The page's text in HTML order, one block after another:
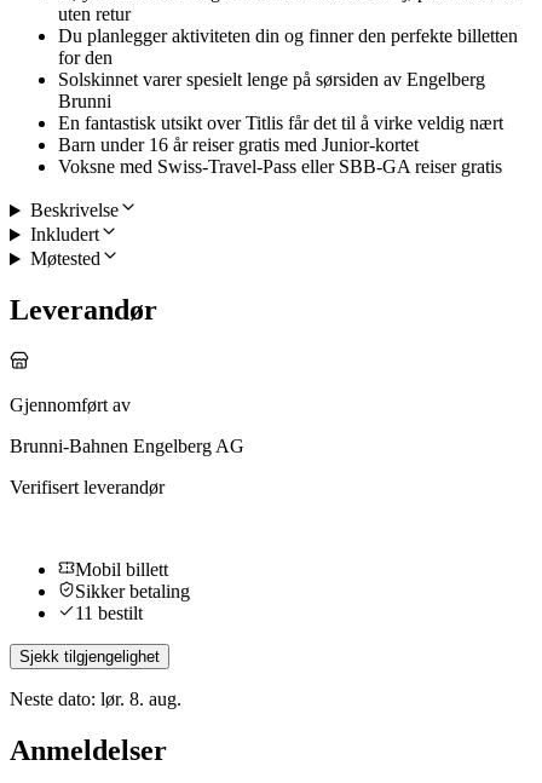
uten retur
Du planlegger aktiviteten din og finner den perfekte billetten
for den
Solskinnet varer spesielt lenge på sørsiden av Engelberg
Brunni
En fantastisk utsikt over Titlis får det til å virke veldig nært
Barn under 16 år reiser gratis med Junior-kortet
Voksne med Swiss-Travel-Pass eller SBB-GA reiser gratis
Beskrivelse
Inkludert
Møtested
Leverandør
Gjennomført av
Brunni-Bahnen Engelberg AG
Verifisert leverandør
Mobil billett
Sikker betaling
11 bestilt
Sjekk tilgjengelighet
Neste dato: lør. 8. aug.
Anmeldelser